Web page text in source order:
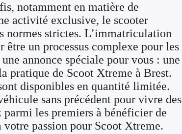
notamment en matière de
activité exclusive, le scooter
normes strictes. L’immatriculation
un processus complexe pour les
annonce spéciale pour vous : une
pratique de Scoot Xtreme à Brest.
disponibles en quantité limitée.
sans précédent pour vivre des
parmi les premiers à bénéficier de
passion pour Scoot Xtreme.